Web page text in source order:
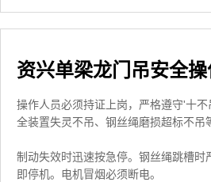
资兴单梁龙门吊安全
操作人员必须持证上岗，严格遵守'十
全装置失灵不吊、钢丝绳磨损超标不吊
制动失效时迅速按急停。钢丝绳跳槽时
即停机。电机冒烟必须断电。